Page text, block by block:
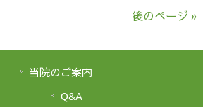
後のページ »
当院のご案内
Q&A